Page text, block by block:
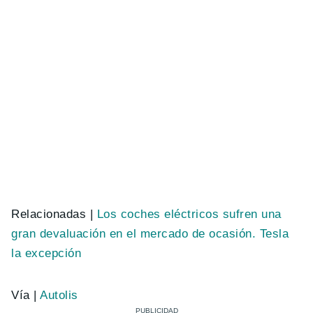
Relacionadas | Los coches eléctricos sufren una
gran devaluación en el mercado de ocasión. Tesla
la excepción
Vía |Autolis